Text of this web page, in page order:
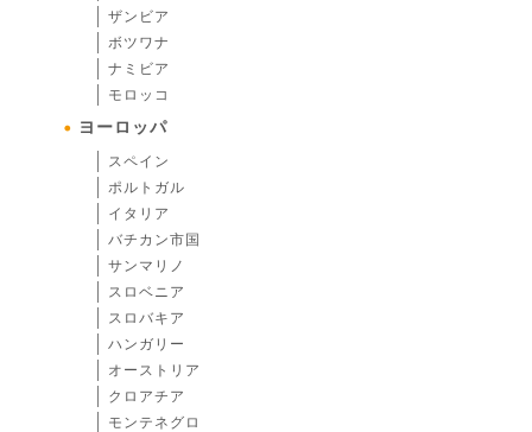
ザンビア
ボツワナ
ナミビア
モロッコ
ヨーロッパ
スペイン
ポルトガル
イタリア
バチカン市国
サンマリノ
スロベニア
スロバキア
ハンガリー
オーストリア
クロアチア
モンテネグロ